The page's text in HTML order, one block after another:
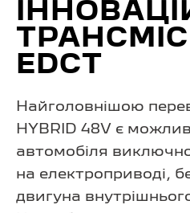
EDCT
Найголовнішою
HYBRID 48V є
автомобіля
на електроприводі,
двигуна